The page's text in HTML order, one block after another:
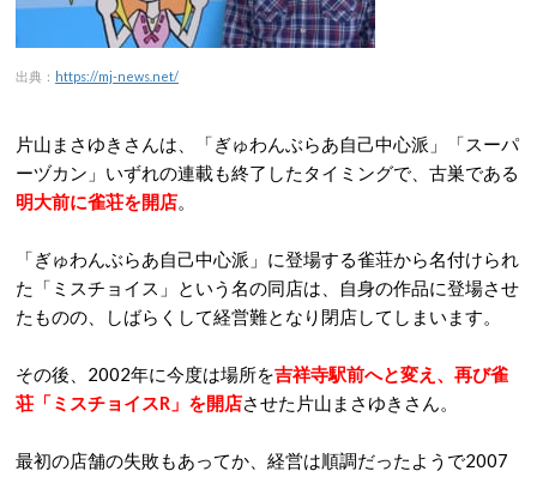
出典： https://mj-news.net/
片山まさゆきさんは、「ぎゅわんぶらあ自己中心派」「スーパ
ーヅカン」いずれの連載も終了したタイミングで、古巣である
明大前に雀荘を開店。
「ぎゅわんぶらあ自己中心派」に登場する雀荘から名付けられ
た「ミスチョイス」という名の同店は、自身の作品に登場させ
たものの、しばらくして経営難となり閉店してしまいます。
その後、2002年に今度は場所を吉祥寺駅前へと変え、再び雀
荘「ミスチョイスR」を開店させた片山まさゆきさん。
最初の店舗の失敗もあってか、経営は順調だったようで2007